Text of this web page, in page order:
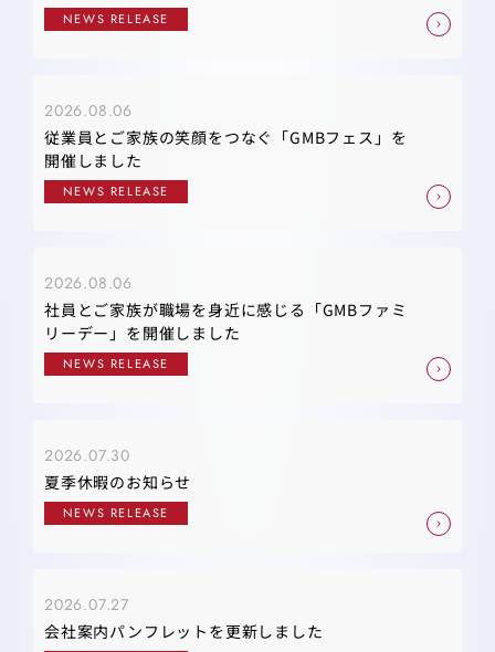
NEWS RELEASE
2026.08.06
従業員とご家族の笑顔をつなぐ「GMBフェス」を
開催しました
NEWS RELEASE
2026.08.06
社員とご家族が職場を身近に感じる「GMBファミ
リーデー」を開催しました
NEWS RELEASE
2026.07.30
夏季休暇のお知らせ
NEWS RELEASE
2026.07.27
会社案内パンフレットを更新しました